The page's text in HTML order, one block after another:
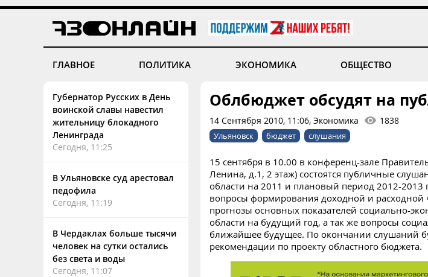
ГЛАВНОЕ ПОЛИТИКА ЭКОНОМИКА ОБЩЕСТВО
Губернатор Русских в День
воинской славы навестил
жительницу блокадного
Ленинграда
Сегодня, 11:25
В Ульяновске суд арестовал
педофила
Сегодня, 11:19
В Чердаклах больше тысячи
человек на сутки остались
без света и воды
Сегодня, 11:07
Облбюджет обсудят на
14 Сентября 2010, 11:06, Экономика 1838
Ульяновск бюджет слушания
15 сентября в 10.00 в конференц-зале
Ленина, д.1, 2 этаж) состоятся публичные
области на 2011 и плановый период 2012-2013
вопросы формирования доходной и расходной
прогнозы основных показателей социально-
области на будущий год, а так же вопросы
ближайшее будущее. По окончании слушаний
рекомендации по проекту областного бюджета.